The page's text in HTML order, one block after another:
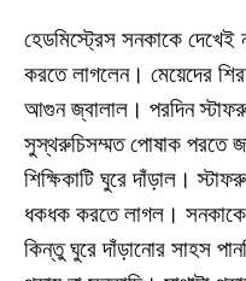
হেডমিস্ট্রেস সনকাকে দেখেই
করতে লাগলেন। মেয়েদের
আগুন জ্বালাল। পরদিন
সুস্থরুচিসম্মত পোষাক পরতে
শিক্ষিকাটি ঘুরে দাঁড়াল।
ধকধক করতে লাগল। সনকাকে
কিন্তু ঘুরে দাঁড়ানোর সাহস